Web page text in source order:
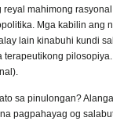
reyal mahimong
Mga kabilin ang
lain kinabuhi kundi
terapeutikong
sa pinulongan?
pagpahayag og